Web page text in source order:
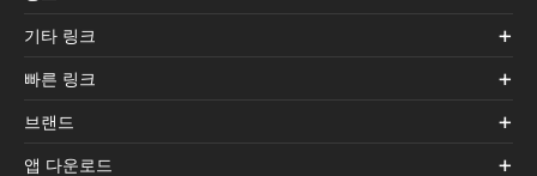
기타 링크
빠른 링크
브랜드
앱 다운로드